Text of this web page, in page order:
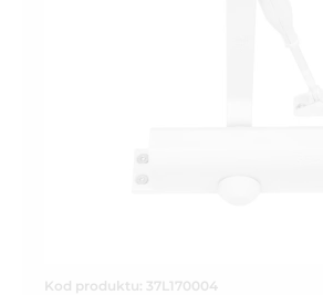
Kod produktu: 37L170004